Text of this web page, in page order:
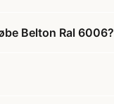
Belton Ral 6006?